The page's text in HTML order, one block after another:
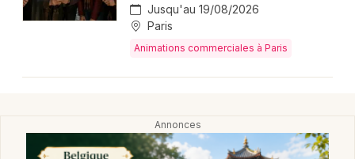
Soirées
Sorties & loisirs
Strasbourg
Toutes les villes
Jusqu'au 19/08/2026
Paris
Animations commerciales à Paris